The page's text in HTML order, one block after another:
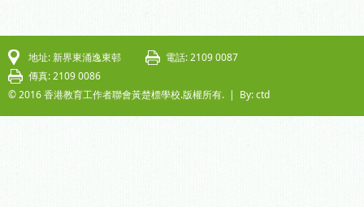
地址: 新界東涌逸東邨
電話: 2109 0087
傳真: 2109 0086
© 2016 香港教育工作者聯會黃楚標學校.版權所有. | By: ctd